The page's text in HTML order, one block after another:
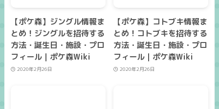
【ポケ森】ジングル情報ま
とめ！ジングルを招待する
方法・誕生日・施設・プロ
フィール｜ポケ森Wiki
2020年2月26日
【ポケ森】コトブキ情報ま
とめ！コトブキを招待する
方法・誕生日・施設・プロ
フィール｜ポケ森Wiki
2020年2月26日